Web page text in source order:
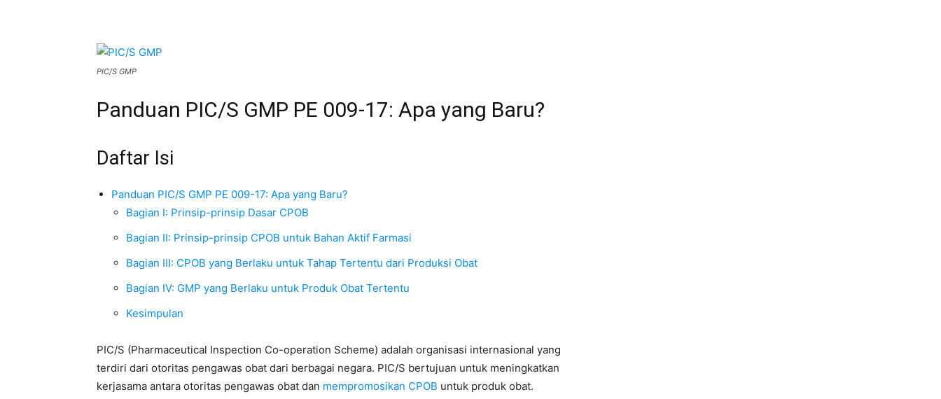
PIC/S GMP
Panduan PIC/S GMP PE 009-17: Apa yang Baru?
Daftar Isi
Panduan PIC/S GMP PE 009-17: Apa yang Baru?
Bagian I: Prinsip-prinsip Dasar CPOB
Bagian II: Prinsip-prinsip CPOB untuk Bahan Aktif Farmasi
Bagian III: CPOB yang Berlaku untuk Tahap Tertentu dari Produksi Obat
Bagian IV: GMP yang Berlaku untuk Produk Obat Tertentu
Kesimpulan
PIC/S (Pharmaceutical Inspection Co-operation Scheme) adalah organisasi internasional yang
terdiri dari otoritas pengawas obat dari berbagai negara. PIC/S bertujuan untuk meningkatkan
kerjasama antara otoritas pengawas obat dan mempromosikan CPOB untuk produk obat.